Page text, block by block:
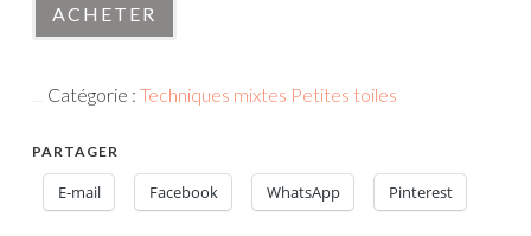
de
ACHETER
Catégorie : Techniques mixtes Petites toiles
PARTAGER
E-mail Facebook WhatsApp Pinterest